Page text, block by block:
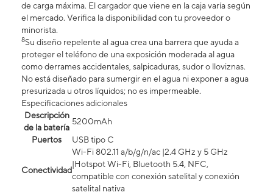
de carga máxima. El cargador que viene en la caja varía según
el mercado. Verifica la disponibilidad con tu proveedor o
minorista.
8Su diseño repelente al agua crea una barrera que ayuda a
proteger el teléfono de una exposición moderada al agua
como derrames accidentales, salpicaduras, sudor o lloviznas.
No está diseñado para sumergir en el agua ni exponer a agua
presurizada u otros líquidos; no es impermeable.
Especificaciones adicionales
Descripción
de la batería
5200mAh
Puertos
USB tipo C
Conectividad
Wi-Fi 802.11 a/b/g/n/ac |2.4 GHz y 5 GHz
|Hotspot Wi-Fi, Bluetooth 5.4, NFC,
compatible con conexión satelital y conexión
satelital nativa